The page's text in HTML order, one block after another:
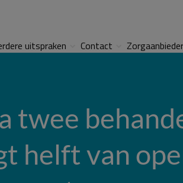
uitspraken Contact
twee
helft van